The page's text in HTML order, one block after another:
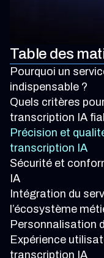
Table des
Pourquoi un
indispensable ?
Quels critères
transcription IA
Précision et
transcription IA
Sécurité et
IA
Intégration du
l’écosystème
Personnalisation
Expérience
transcription IA